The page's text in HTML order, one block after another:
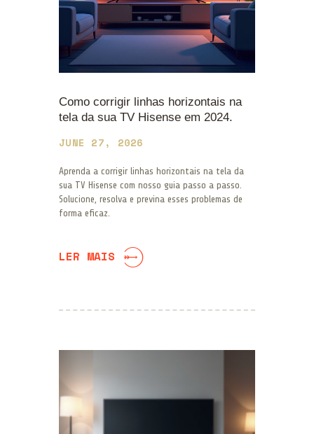
Como corrigir linhas horizontais na
tela da sua TV Hisense em 2024.
JUNE 27, 2026
Aprenda a corrigir linhas horizontais na tela da
sua TV Hisense com nosso guia passo a passo.
Solucione, resolva e previna esses problemas de
forma eficaz.
LER MAIS